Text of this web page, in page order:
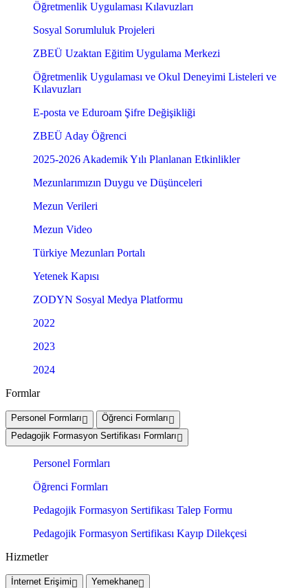
Öğretmenlik Uygulaması Kılavuzları
Sosyal Sorumluluk Projeleri
ZBEÜ Uzaktan Eğitim Uygulama Merkezi
Öğretmenlik Uygulaması ve Okul Deneyimi Listeleri ve
Kılavuzları
E-posta ve Eduroam Şifre Değişikliği
ZBEÜ Aday Öğrenci
2025-2026 Akademik Yılı Planlanan Etkinlikler
Mezunlarımızın Duygu ve Düşünceleri
Mezun Verileri
Mezun Video
Türkiye Mezunları Portalı
Yetenek Kapısı
ZODYN Sosyal Medya Platformu
2022
2023
2024
Formlar
Personel Formları
Öğrenci Formları
Pedagojik Formasyon Sertifikası Formları
Personel Formları
Öğrenci Formları
Pedagojik Formasyon Sertifikası Talep Formu
Pedagojik Formasyon Sertifikası Kayıp Dilekçesi
Hizmetler
İnternet Erişimi Yemekhane